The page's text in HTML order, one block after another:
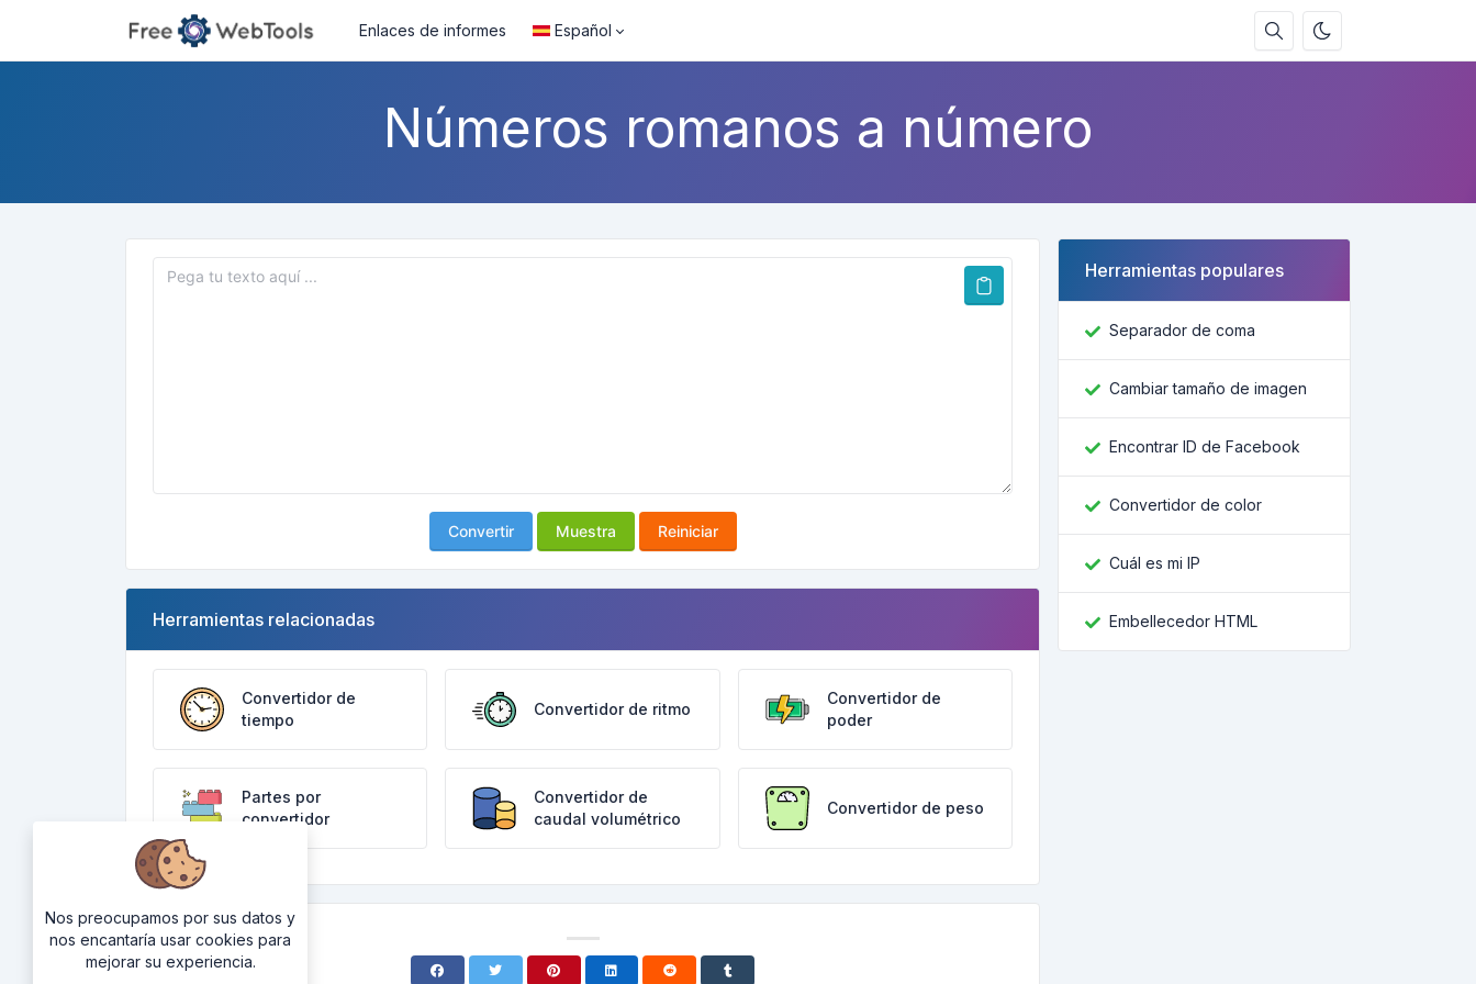
Enlaces de informes Español
Números romanos a número
Convertir Muestra Reiniciar
Herramientas relacionadas
Convertidor de
tiempo
Convertidor de ritmo
Convertidor de
poder
Partes por
convertidor
Convertidor de
caudal volumétrico
Convertidor de peso
Herramientas populares
Separador de coma
Cambiar tamaño de imagen
Encontrar ID de Facebook
Convertidor de color
Cuál es mi IP
Embellecedor HTML
Nos preocupamos por sus datos y
nos encantaría usar cookies para
mejorar su experiencia.